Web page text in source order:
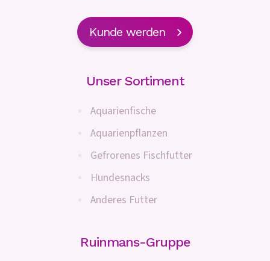
Kunde werden
Unser Sortiment
Aquarienfische
Aquarienpflanzen
Gefrorenes Fischfutter
Hundesnacks
Anderes Futter
Ruinmans-Gruppe